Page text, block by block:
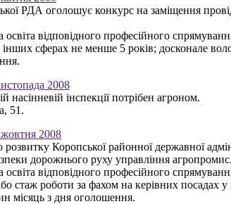
РДА оголошує конкурс на заміщення
відповідного професійного
інших сферах не менше 5 років; досконале
2008
насінневій інспекції потрібен агроном.
51.
2008
Коропської районної державної
дорожнього руху управління
відповідного професійного
стаж роботи за фахом на керівних
місяць з дня оголошення.